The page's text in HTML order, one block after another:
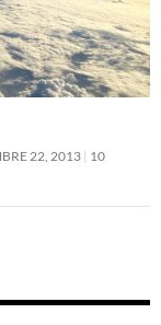
22, 2013
10